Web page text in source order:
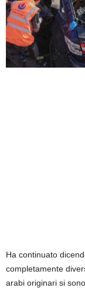
Ha continuato
completamente
arabi originari si